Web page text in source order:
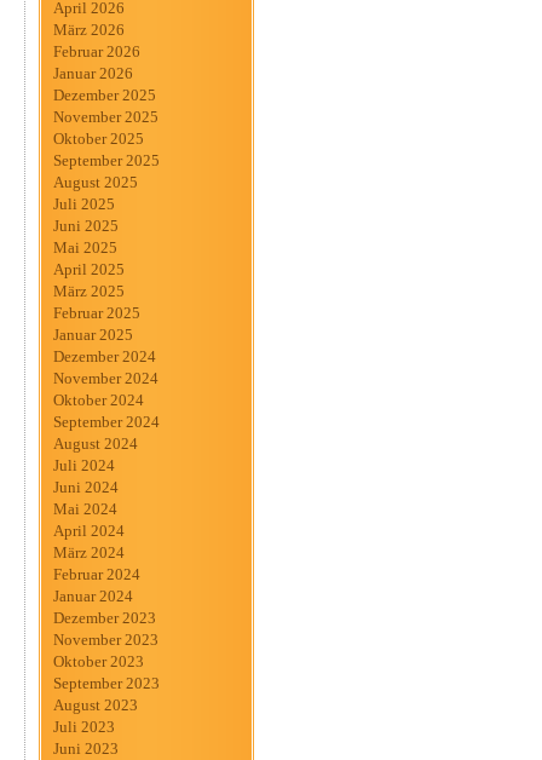
April 2026
März 2026
Februar 2026
Januar 2026
Dezember 2025
November 2025
Oktober 2025
September 2025
August 2025
Juli 2025
Juni 2025
Mai 2025
April 2025
März 2025
Februar 2025
Januar 2025
Dezember 2024
November 2024
Oktober 2024
September 2024
August 2024
Juli 2024
Juni 2024
Mai 2024
April 2024
März 2024
Februar 2024
Januar 2024
Dezember 2023
November 2023
Oktober 2023
September 2023
August 2023
Juli 2023
Juni 2023